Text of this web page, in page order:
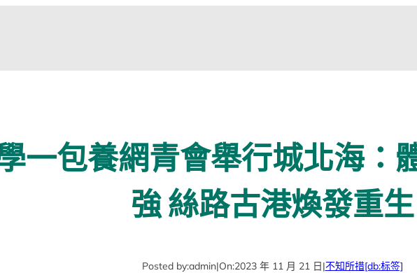
一包養網青會舉行城北海：
強 絲路古港煥發重生
Posted by:admin|On:2023 年 11 月 21 日|不知所措[db:标签]